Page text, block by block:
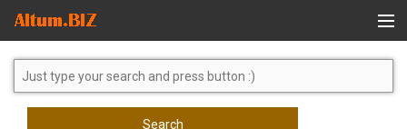
Global Search
Search